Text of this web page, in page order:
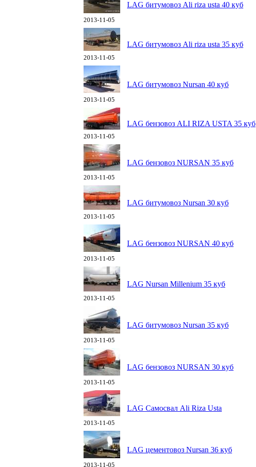
2013-11-05
LAG битумовоз Ali riza usta 40 куб
2013-11-05
LAG битумовоз Ali riza usta 35 куб
2013-11-05
LAG битумовоз Nursan 40 куб
2013-11-05
LAG бензовоз ALI RIZA USTA 35 куб
2013-11-05
LAG бензовоз NURSAN 35 куб
2013-11-05
LAG битумовоз Nursan 30 куб
2013-11-05
LAG бензовоз NURSAN 40 куб
2013-11-05
LAG Nursan Millenium 35 куб
2013-11-05
LAG битумовоз Nursan 35 куб
2013-11-05
LAG бензовоз NURSAN 30 куб
2013-11-05
LAG Самосвал Ali Riza Usta
2013-11-05
LAG цементовоз Nursan 36 куб